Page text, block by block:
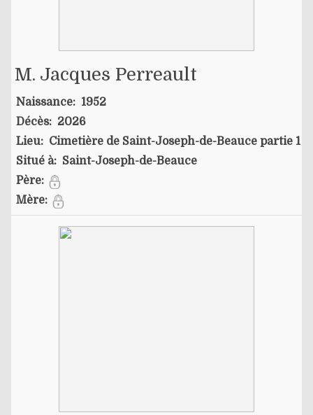
M. Jacques Perreault
Naissance: 1952
Décès: 2026
Lieu: Cimetière de Saint-Joseph-de-Beauce partie 1
Situé à: Saint-Joseph-de-Beauce
Père:
Mère: